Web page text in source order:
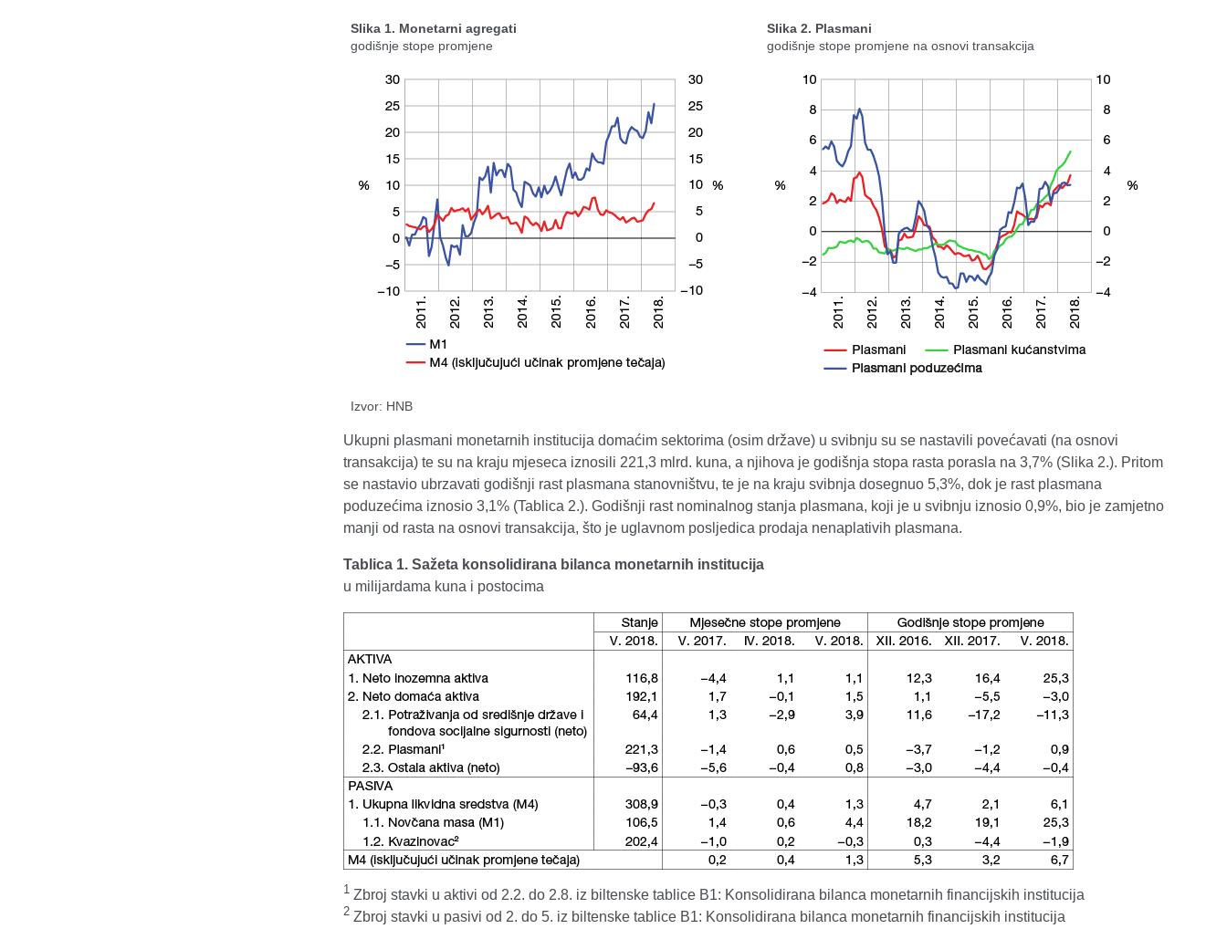
Slika 1. Monetarni agregati
godišnje stope promjene
Slika 2. Plasmani
godišnje stope promjene na osnovi transakcija
Izvor: HNB
Ukupni plasmani monetarnih institucija domaćim sektorima (osim države) u svibnju su se nastavili povećavati (na osnovi
transakcija) te su na kraju mjeseca iznosili 221,3 mlrd. kuna, a njihova je godišnja stopa rasta porasla na 3,7% (Slika 2.). Pritom
se nastavio ubrzavati godišnji rast plasmana stanovništvu, te je na kraju svibnja dosegnuo 5,3%, dok je rast plasmana
poduzećima iznosio 3,1% (Tablica 2.). Godišnji rast nominalnog stanja plasmana, koji je u svibnju iznosio 0,9%, bio je zamjetno
manji od rasta na osnovi transakcija, što je uglavnom posljedica prodaja nenaplativih plasmana.
Tablica 1. Sažeta konsolidirana bilanca monetarnih institucija
u milijardama kuna i postocima
1 Zbroj stavki u aktivi od 2.2. do 2.8. iz biltenske tablice B1: Konsolidirana bilanca monetarnih financijskih institucija
2 Zbroj stavki u pasivi od 2. do 5. iz biltenske tablice B1: Konsolidirana bilanca monetarnih financijskih institucija